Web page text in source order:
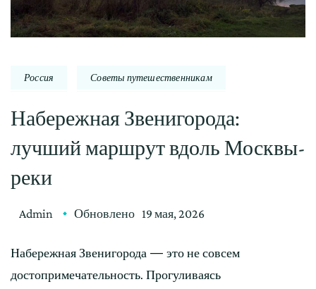
Россия Советы путешественникам
Набережная Звенигорода:
лучший маршрут вдоль Москвы-
реки
Admin Обновлено 19 мая, 2026
Набережная Звенигорода — это не совсем
достопримечательность. Прогуливаясь